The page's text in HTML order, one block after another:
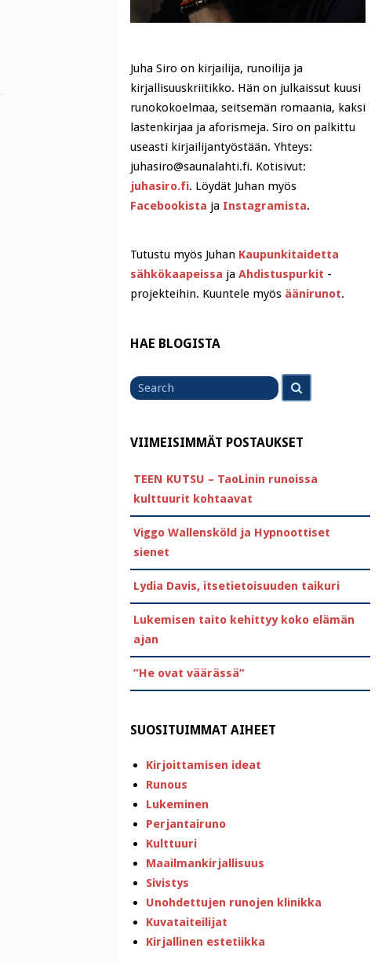
Juha Siro on kirjailija, runoilija ja
kirjallisuuskriitikko. Hän on julkaissut kuusi
runokokoelmaa, seitsemän romaania, kaksi
lastenkirjaa ja aforismeja. Siro on palkittu
useasti kirjailijantyöstään. Yhteys:
juhasiro@saunalahti.fi. Kotisivut:
juhasiro.fi. Löydät Juhan myös
Facebookista ja Instagramista.
Tutustu myös Juhan Kaupunkitaidetta
sähkökaapeissa ja Ahdistuspurkit -
projekteihin. Kuuntele myös äänirunot.
HAE BLOGISTA
for
VIIMEISIMMÄT POSTAUKSET
TEEN KUTSU – TaoLinin runoissa
kulttuurit kohtaavat
Viggo Wallensköld ja Hypnoottiset
sienet
Lydia Davis, itsetietoisuuden taikuri
Lukemisen taito kehittyy koko elämän
ajan
”He ovat väärässä”
SUOSITUIMMAT AIHEET
Kirjoittamisen ideat
Runous
Lukeminen
Perjantairuno
Kulttuuri
Maailmankirjallisuus
Sivistys
Unohdettujen runojen klinikka
Kuvataiteilijat
Kirjallinen estetiikka